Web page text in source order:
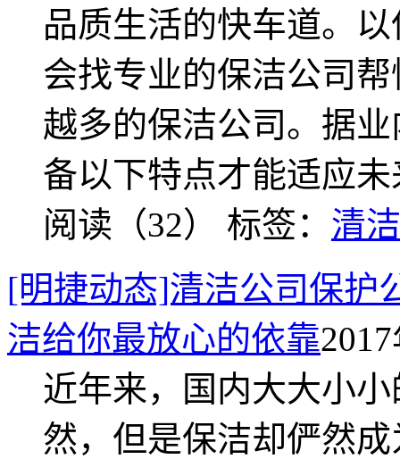
品质生活的快车道。
会找专业的保洁公司
越多的保洁公司。据
备以下特点才能适应
阅读（32） 标签： 清
[明捷动态]清洁公司保护
洁给你最放心的依靠
近年来，国内大大小
然，但是保洁却俨然